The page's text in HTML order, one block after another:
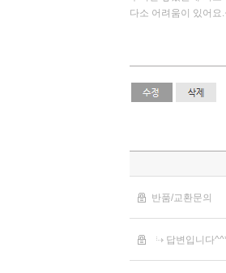
다소 어려움이 있어요
반품/교환문의
답변입니다